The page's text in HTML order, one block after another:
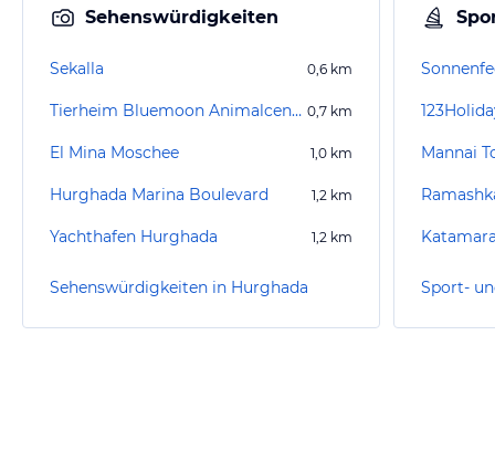
Sehenswürdigkeiten
Sekalla 0,6 km
Tierheim Bluemoon Animalcenter 0,7 km
El Mina Moschee 1,0 km
Hurghada Marina Boulevard 1,2 km
Yachthafen Hurghada 1,2 km
Sehenswürdigkeiten in Hurghada
Mannai